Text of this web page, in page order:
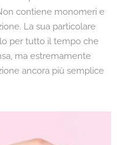
contiene monomeri e
La sua particolare
per tutto il tempo che
ma estremamente
ancora più semplice